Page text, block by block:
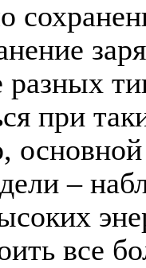
разных
при
–
все